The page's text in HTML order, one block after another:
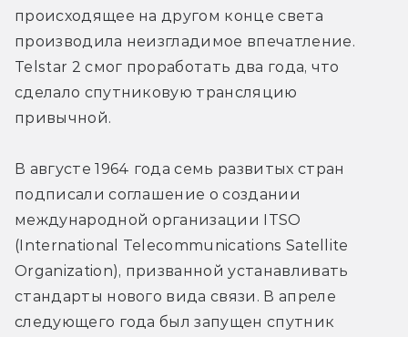
происходящее на другом конце света
производила неизгладимое впечатление.
Telstar 2 смог проработать два года, что
сделало спутниковую трансляцию
привычной.
В августе 1964 года семь развитых стран
подписали соглашение о создании
международной организации ITSO
(International Telecommunications Satellite
Organization), призванной устанавливать
стандарты нового вида связи. В апреле
следующего года был запущен спутник